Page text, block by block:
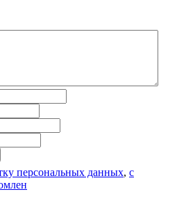
персональных данных, с